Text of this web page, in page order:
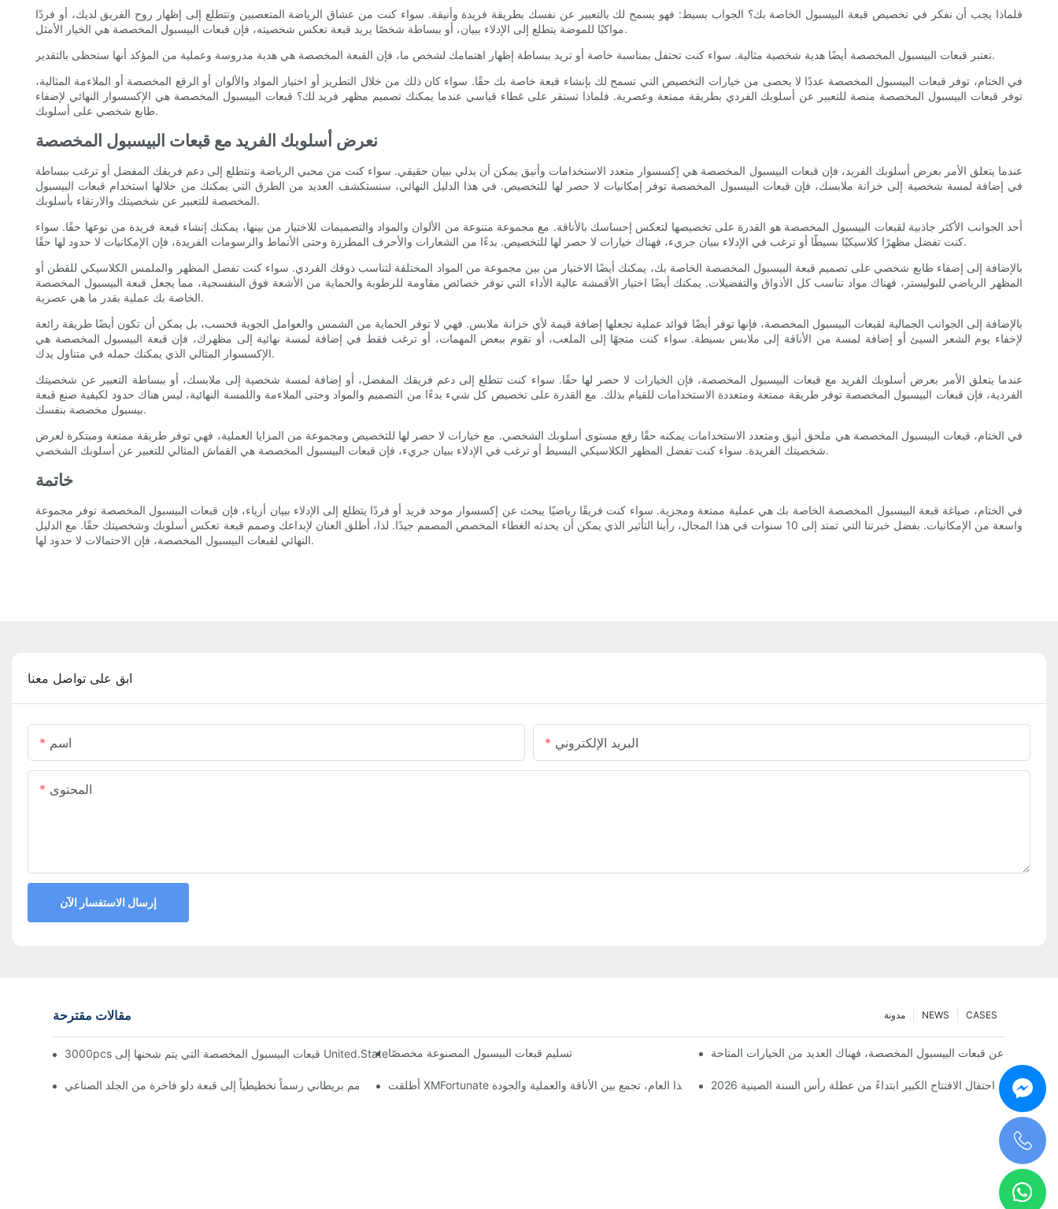
فلماذا يجب أن تفكر في تخصيص قبعة البيسبول الخاصة بك؟ الجواب بسيط: فهو يسمح لك بالتعبير عن نفسك بطريقة فريدة وأنيقة. سواء كنت من عشاق الرياضة المتعصبين وتتطلع إلى إظهار روح الفريق لديك، أو فردًا
مواكبًا للموضة يتطلع إلى الإدلاء ببيان، أو ببساطة شخصًا يريد قبعة تعكس شخصيته، فإن قبعات البيسبول المخصصة هي الخيار الأمثل.
تعتبر قبعات البيسبول المخصصة أيضًا هدية شخصية مثالية. سواء كنت تحتفل بمناسبة خاصة أو تريد ببساطة إظهار اهتمامك لشخص ما، فإن القبعة المخصصة هي هدية مدروسة وعملية من المؤكد أنها ستحظى بالتقدير.
في الختام، توفر قبعات البيسبول المخصصة عددًا لا يحصى من خيارات التخصيص التي تسمح لك بإنشاء قبعة خاصة بك حقًا. سواء كان ذلك من خلال التطريز أو اختيار المواد والألوان أو الرقع المخصصة أو الملاءمة المثالية،
توفر قبعات البيسبول المخصصة منصة للتعبير عن أسلوبك الفردي بطريقة ممتعة وعصرية. فلماذا تستقر على غطاء قياسي عندما يمكنك تصميم مظهر فريد لك؟ قبعات البيسبول المخصصة هي الإكسسوار النهائي لإضفاء
طابع شخصي على أسلوبك.
نعرض أسلوبك الفريد مع قبعات البيسبول المخصصة
عندما يتعلق الأمر بعرض أسلوبك الفريد، فإن قبعات البيسبول المخصصة هي إكسسوار متعدد الاستخدامات وأنيق يمكن أن يدلي ببيان حقيقي. سواء كنت من محبي الرياضة وتتطلع إلى دعم فريقك المفضل أو ترغب ببساطة
في إضافة لمسة شخصية إلى خزانة ملابسك، فإن قبعات البيسبول المخصصة توفر إمكانيات لا حصر لها للتخصيص. في هذا الدليل النهائي، سنستكشف العديد من الطرق التي يمكنك من خلالها استخدام قبعات البيسبول
المخصصة للتعبير عن شخصيتك والارتقاء بأسلوبك.
أحد الجوانب الأكثر جاذبية لقبعات البيسبول المخصصة هو القدرة على تخصيصها لتعكس إحساسك بالأناقة. مع مجموعة متنوعة من الألوان والمواد والتصميمات للاختيار من بينها، يمكنك إنشاء قبعة فريدة من نوعها حقًا. سواء
كنت تفضل مظهرًا كلاسيكيًا بسيطًا أو ترغب في الإدلاء ببيان جريء، فهناك خيارات لا حصر لها للتخصيص. بدءًا من الشعارات والأحرف المطرزة وحتى الأنماط والرسومات الفريدة، فإن الإمكانيات لا حدود لها حقًا.
بالإضافة إلى إضفاء طابع شخصي على تصميم قبعة البيسبول المخصصة الخاصة بك، يمكنك أيضًا الاختيار من بين مجموعة من المواد المختلفة لتناسب ذوقك الفردي. سواء كنت تفضل المظهر والملمس الكلاسيكي للقطن أو
المظهر الرياضي للبوليستر، فهناك مواد تناسب كل الأذواق والتفضيلات. يمكنك أيضًا اختيار الأقمشة عالية الأداء التي توفر خصائص مقاومة للرطوبة والحماية من الأشعة فوق البنفسجية، مما يجعل قبعة البيسبول المخصصة
الخاصة بك عملية بقدر ما هي عصرية.
بالإضافة إلى الجوانب الجمالية لقبعات البيسبول المخصصة، فإنها توفر أيضًا فوائد عملية تجعلها إضافة قيمة لأي خزانة ملابس. فهي لا توفر الحماية من الشمس والعوامل الجوية فحسب، بل يمكن أن تكون أيضًا طريقة رائعة
لإخفاء يوم الشعر السيئ أو إضافة لمسة من الأناقة إلى ملابس بسيطة. سواء كنت متجهًا إلى الملعب، أو تقوم ببعض المهمات، أو ترغب فقط في إضافة لمسة نهائية إلى مظهرك، فإن قبعة البيسبول المخصصة هي
الإكسسوار المثالي الذي يمكنك حمله في متناول يدك.
عندما يتعلق الأمر بعرض أسلوبك الفريد مع قبعات البيسبول المخصصة، فإن الخيارات لا حصر لها حقًا. سواء كنت تتطلع إلى دعم فريقك المفضل، أو إضافة لمسة شخصية إلى ملابسك، أو ببساطة التعبير عن شخصيتك
الفردية، فإن قبعات البيسبول المخصصة توفر طريقة ممتعة ومتعددة الاستخدامات للقيام بذلك. مع القدرة على تخصيص كل شيء بدءًا من التصميم والمواد وحتى الملاءمة واللمسة النهائية، ليس هناك حدود لكيفية صنع قبعة
بيسبول مخصصة بنفسك.
في الختام، قبعات البيسبول المخصصة هي ملحق أنيق ومتعدد الاستخدامات يمكنه حقًا رفع مستوى أسلوبك الشخصي. مع خيارات لا حصر لها للتخصيص ومجموعة من المزايا العملية، فهي توفر طريقة ممتعة ومبتكرة لعرض
شخصيتك الفريدة. سواء كنت تفضل المظهر الكلاسيكي البسيط أو ترغب في الإدلاء ببيان جريء، فإن قبعات البيسبول المخصصة هي القماش المثالي للتعبير عن أسلوبك الشخصي.
خاتمة
في الختام، صياغة قبعة البيسبول المخصصة الخاصة بك هي عملية ممتعة ومجزية. سواء كنت فريقًا رياضيًا يبحث عن إكسسوار موحد فريد أو فردًا يتطلع إلى الإدلاء ببيان أزياء، فإن قبعات البيسبول المخصصة توفر مجموعة
واسعة من الإمكانيات. بفضل خبرتنا التي تمتد إلى 10 سنوات في هذا المجال، رأينا التأثير الذي يمكن أن يحدثه الغطاء المخصص المصمم جيدًا. لذا، أطلق العنان لإبداعك وصمم قبعة تعكس أسلوبك وشخصيتك حقًا. مع الدليل
النهائي لقبعات البيسبول المخصصة، فإن الاحتمالات لا حدود لها.
ابق على تواصل معنا
اسم البريد الإلكتروني
المحتوى
إرسال الاستفسار الآن
مقالات مقترحة CASES
NEWS مدونة
3000pcs قبعات البيسبول المخصصة التي يتم شحنها إلى United.states. في سرعة البرق! انهيار عملية التسليم لمدة 10 أيام من XMFOTUANTE تسليم قبعات البيسبول المصنوعة مخصصًا كنت تبحث عن قبعات البيسبول المخصصة، فهناك العديد من الخيارات المتاحة
دراسة حالة: كيف حوّل مصمم بريطاني رسماً تخطيطياً إلى قبعة دلو فاخرة من الجلد الصناعي أطلقت XMFortunate مجموعة جديدة من قبعات الشمس لربيع وصيف هذا العام، تجمع بين الأناقة والعملية والجودة.
احتفال الافتتاح الكبير ابتداءً من عطلة رأس السنة الصينية 2026